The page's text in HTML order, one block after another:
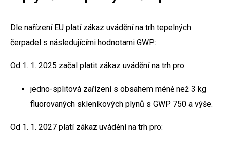
Dle nařízení EU platí zákaz uvádění na trh tepelných
čerpadel s následujícími hodnotami GWP:
Od 1. 1. 2025 začal platit zákaz uvádění na trh pro:
jedno-splitová zařízení s obsahem méně než 3 kg
fluorovaných skleníkových plynů s GWP 750 a výše.
Od 1. 1. 2027 platí zákaz uvádění na trh pro: